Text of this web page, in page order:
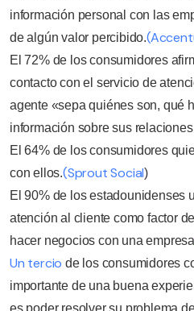
información personal con las
de algún valor percibido.
El 72% de los consumidores
contacto con el servicio de
agente «sepa quiénes son, qué
información sobre sus
El 64% de los consumidores
con ellos.(Sprout Social)
El 90% de los estadounidenses
atención al cliente como factor
hacer negocios con una
Un tercio de los consumidores
importante de una buena
es poder resolver su problema